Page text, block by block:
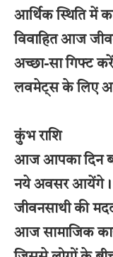
आर्थिक स्थिति में
विवाहित आज
अच्छा-सा गिफ्ट
लवमेट्स के लिए
कुंभ राशि
आज आपका दिन
नये अवसर आयेंगे।
जीवनसाथी की
आज सामाजिक